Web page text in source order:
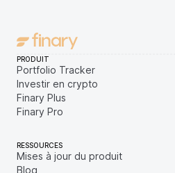
PRODUIT
Portfolio Tracker
Investir en crypto
Finary Plus
Finary Pro
RESSOURCES
Mises à jour du produit
Blog